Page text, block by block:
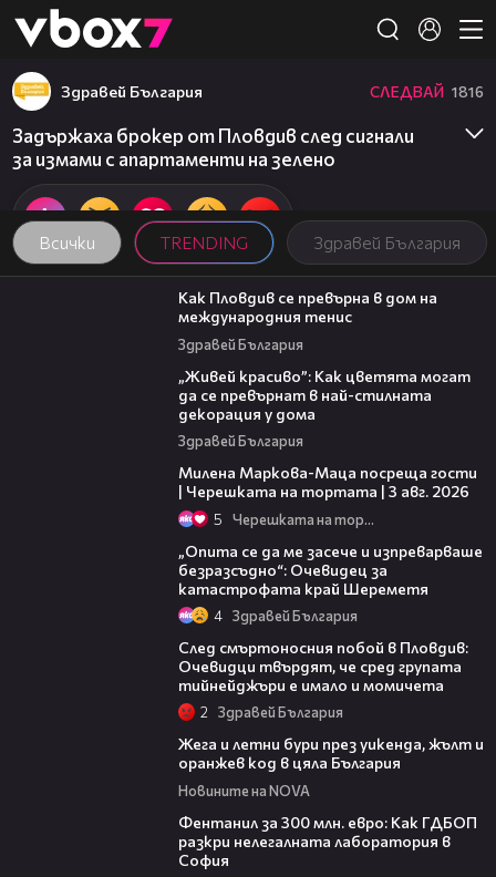
👾
Всички TRENDING Здравей България
Здравей България СЛЕДВАЙ 1816
Задържаха брокер от Пловдив след сигнали
за измами с апартаменти на зелено
03:09
Как Пловдив се превърна в дом на
международния тенис
Здравей България
„Живей красиво”: Как цветята могат
да се превърнат в най-стилната
декорация у дома
Здравей България
Милена Маркова-Маца посреща гости
| Черешката на тортата | 3 авг. 2026
5 Черешката на тортата
„Опита се да ме засече и изпреварваше
безразсъдно“: Очевидец за
катастрофата край Шереметя
4 Здравей България
След смъртоносния побой в Пловдив:
Очевидци твърдят, че сред групата
тийнейджъри е имало и момичета
2 Здравей България
Жега и летни бури през уикенда, жълт и
оранжев код в цяла България
Новините на NOVA
Фентанил за 300 млн. евро: Как ГДБОП
разкри нелегалната лаборатория в
София